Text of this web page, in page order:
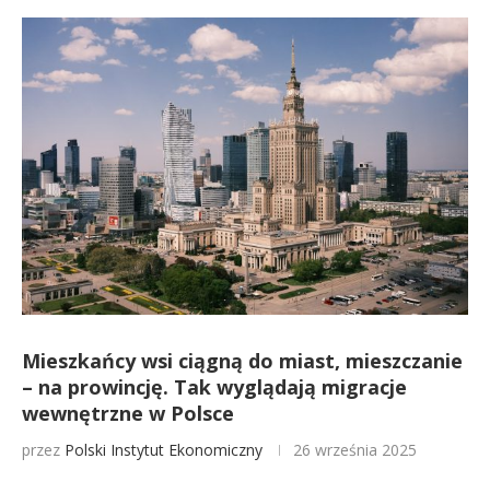
Mieszkańcy wsi ciągną do miast, mieszczanie
– na prowincję. Tak wyglądają migracje
wewnętrzne w Polsce
przez Polski Instytut Ekonomiczny 26 września 2025